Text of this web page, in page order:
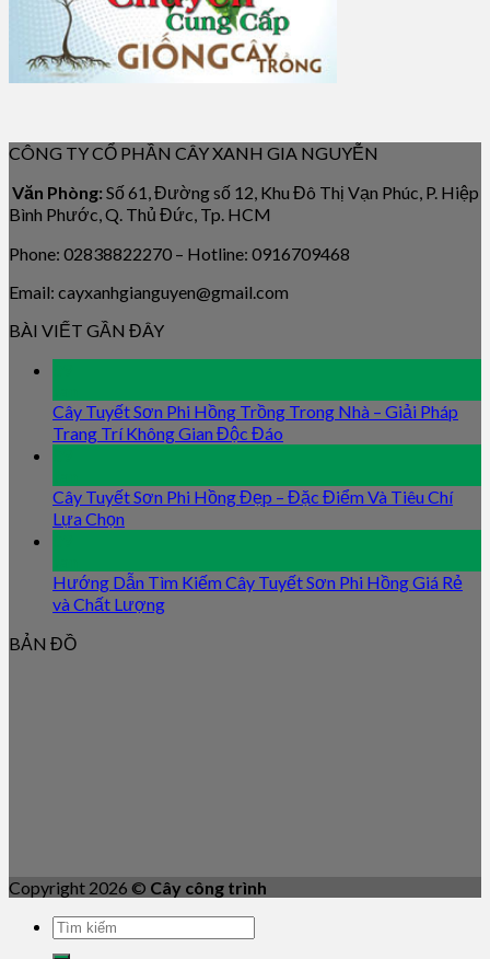
CÔNG TY CỔ PHẦN CÂY XANH GIA NGUYỄN
Văn Phòng: Số 61, Đường số 12, Khu Đô Thị Vạn Phúc, P. Hiệp
Bình Phước, Q. Thủ Đức, Tp. HCM
Phone: 02838822270 – Hotline: 0916709468
Email: cayxanhgianguyen@gmail.com
BÀI VIẾT GẦN ĐÂY
Cây Tuyết Sơn Phi Hồng Trồng Trong Nhà – Giải Pháp
Trang Trí Không Gian Độc Đáo
Cây Tuyết Sơn Phi Hồng Đẹp – Đặc Điểm Và Tiêu Chí
Lựa Chọn
Hướng Dẫn Tìm Kiếm Cây Tuyết Sơn Phi Hồng Giá Rẻ
và Chất Lượng
BẢN ĐỒ
Copyright 2026 © Cây công trình